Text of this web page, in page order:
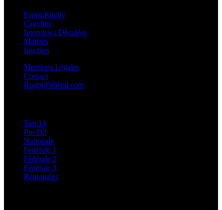
Esprit Rugby
Cagolins
Interviews Décalées
Maffrés
Insolites
Mentions Légales
Contact
RugbyFédéral.com
Top 14
Pro D2
Nationale
Fédérale 1
Fédérale 2
Fédérale 3
Régionales